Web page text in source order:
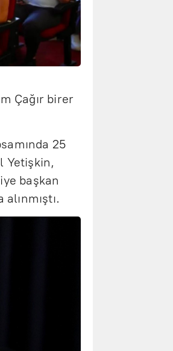
Çağır birer
25
Yetişkin,
başkan